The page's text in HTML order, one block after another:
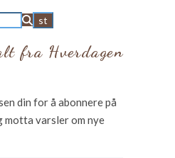
fra Hverdagen
din for å abonnere på
varsler om nye